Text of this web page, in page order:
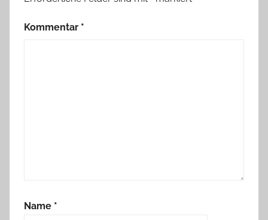
Kommentar *
Name *